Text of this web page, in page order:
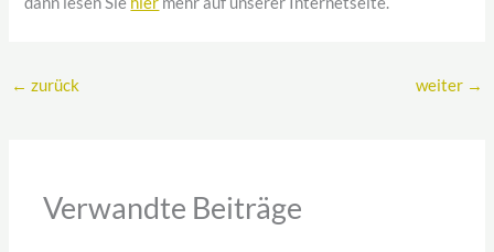
← zurück weiter →
Verwandte Beiträge